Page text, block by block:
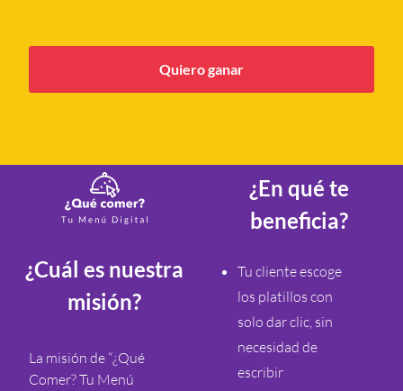
Quiero ganar
¿Cuál es nuestra
misión?
La misión de “¿Qué
Comer? Tu Menú
¿En qué te
beneficia?
Tu cliente escoge
los platillos con
solo dar clic, sin
necesidad de
escribir